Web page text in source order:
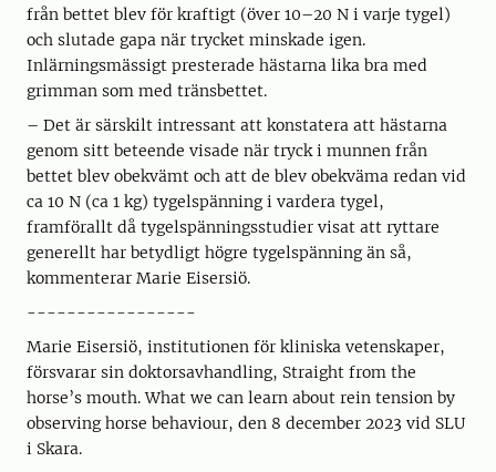
från bettet blev för kraftigt (över 10–20 N i varje tygel)
och slutade gapa när trycket minskade igen.
Inlärningsmässigt presterade hästarna lika bra med
grimman som med tränsbettet.
– Det är särskilt intressant att konstatera att hästarna
genom sitt beteende visade när tryck i munnen från
bettet blev obekvämt och att de blev obekväma redan vid
ca 10 N (ca 1 kg) tygelspänning i vardera tygel,
framförallt då tygelspänningsstudier visat att ryttare
generellt har betydligt högre tygelspänning än så,
kommenterar Marie Eisersiö.
-----------------
Marie Eisersiö, institutionen för kliniska vetenskaper,
försvarar sin doktorsavhandling, Straight from the
horse’s mouth. What we can learn about rein tension by
observing horse behaviour, den 8 december 2023 vid SLU
i Skara.